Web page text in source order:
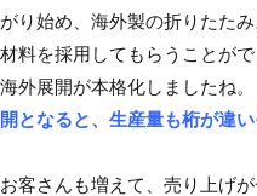
り始め、海外製の折りたた
料を採用してもらうことがで
外展開が本格化しましたね。
となると、生産量も桁が違
客さんも増えて、売り上げ